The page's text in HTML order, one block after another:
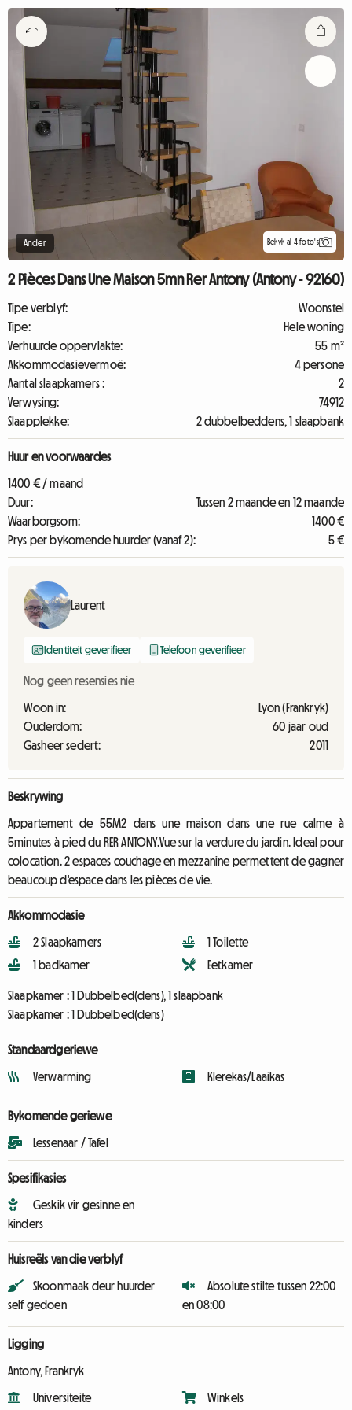
Ander Bekyk al 4 foto's
2 Pièces Dans Une Maison 5mn Rer Antony (Antony - 92160)
Tipe verblyf:
Woonstel
Tipe:
Hele woning
Verhuurde oppervlakte:
55 m²
Akkommodasievermoë:
4 persone
Aantal slaapkamers :
2
Verwysing:
74912
Slaapplekke:
2 dubbelbeddens, 1 slaapbank
Huur en voorwaardes
1400 € / maand
Duur:
Tussen 2 maande en 12 maande
Waarborgsom:
1400 €
Prys per bykomende huurder (vanaf 2):
5 €
Laurent
Identiteit geverifieer Telefoon geverifieer
Nog geen resensies nie
Woon in:
Lyon (Frankryk)
Ouderdom:
60 jaar oud
Gasheer sedert:
2011
Beskrywing
Appartement de 55M2 dans une maison dans une rue calme à
5minutes à pied du RER ANTONY.Vue sur la verdure du jardin. Ideal pour
colocation. 2 espaces couchage en mezzanine permettent de gagner
beaucoup d'espace dans les pièces de vie.
Akkommodasie
2 Slaapkamers
1 badkamer
1 Toilette
Eetkamer
Slaapkamer :1 Dubbelbed(dens), 1 slaapbank
Slaapkamer :1 Dubbelbed(dens)
Standaardgeriewe
Verwarming Klerekas/Laaikas
Bykomende geriewe
Lessenaar / Tafel
Spesifikasies
Geskik vir gesinne en
kinders
Huisreëls van die verblyf
Skoonmaak deur huurder
self gedoen
Absolute stilte tussen 22:00
en 08:00
Ligging
Antony, Frankryk
Universiteite Winkels